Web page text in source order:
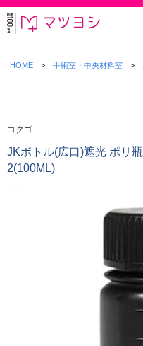
HOME 手術室・中央材料室
コクゴ
JKボトル(広口)遮光 ポリ
2(100ML)